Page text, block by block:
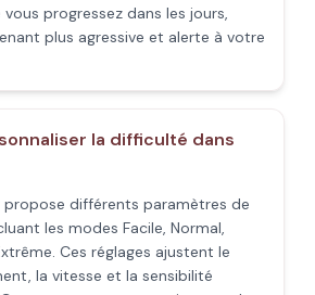
progressez dans les jours,
plus agressive et alerte à votre
la difficulté dans
propose différents paramètres de
les modes Facile, Normal,
Ces réglages ajustent le
la vitesse et la sensibilité